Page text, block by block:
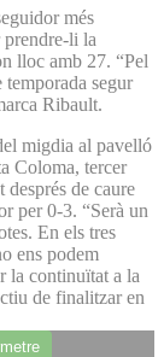
més
prendre-li la
lloc amb 27. “Pel
segur
Ribault.
migdia al pavelló
Coloma, tercer
de caure
per 0-3. “Serà un
En els tres
ens podem
la continuïtat a la
de finalitzar en